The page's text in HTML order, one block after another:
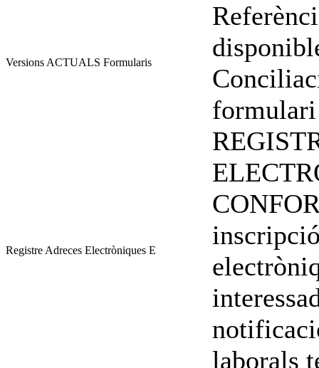
Versions ACTUALS Formularis
formulari
Registre Adreces Electròniques E
laborals